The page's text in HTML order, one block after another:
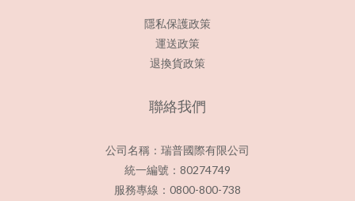
隱私保護政策
運送政策
退換貨政策
聯絡我們
公司名稱：瑞普國際有限公司
統一編號：80274749
服務專線：0800-800-738